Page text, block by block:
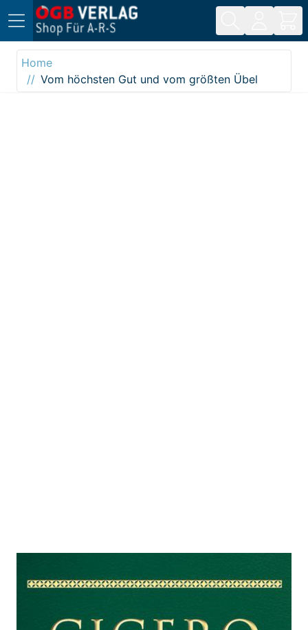
Direkt zum Inhalt
Home
Vom höchsten Gut und vom größten Übel
Vom höchsten Gut und vom